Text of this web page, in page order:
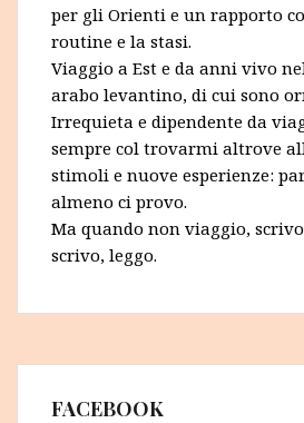
per gli Orienti e un rapporto
routine e la stasi.
Viaggio a Est e da anni vivo
arabo levantino, di cui sono
Irrequieta e dipendente da
sempre col trovarmi altrove
stimoli e nuove esperienze:
almeno ci provo.
Ma quando non viaggio,
scrivo, leggo.
FACEBOOK